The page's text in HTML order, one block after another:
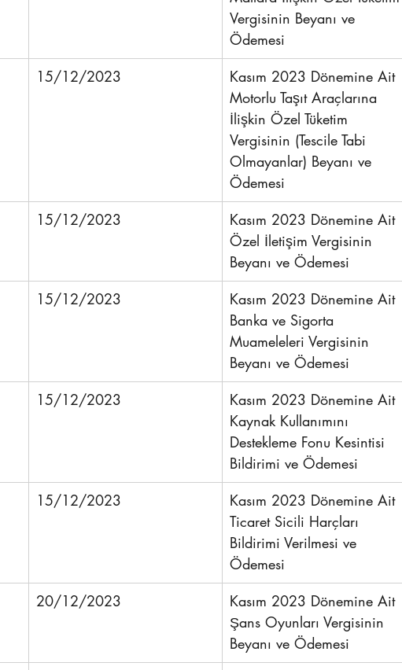
Vergisinin Beyanı ve
Ödemesi
15/12/2023
Kasım 2023 Dönemine Ait
Motorlu Taşıt Araçlarına
İlişkin Özel Tüketim
Vergisinin (Tescile Tabi
Olmayanlar) Beyanı ve
Ödemesi
15/12/2023
Kasım 2023 Dönemine Ait
Özel İletişim Vergisinin
Beyanı ve Ödemesi
15/12/2023
Kasım 2023 Dönemine Ait
Banka ve Sigorta
Muameleleri Vergisinin
Beyanı ve Ödemesi
15/12/2023
Kasım 2023 Dönemine Ait
Kaynak Kullanımını
Destekleme Fonu Kesintisi
Bildirimi ve Ödemesi
15/12/2023
Kasım 2023 Dönemine Ait
Ticaret Sicili Harçları
Bildirimi Verilmesi ve
Ödemesi
20/12/2023
Kasım 2023 Dönemine Ait
Şans Oyunları Vergisinin
Beyanı ve Ödemesi